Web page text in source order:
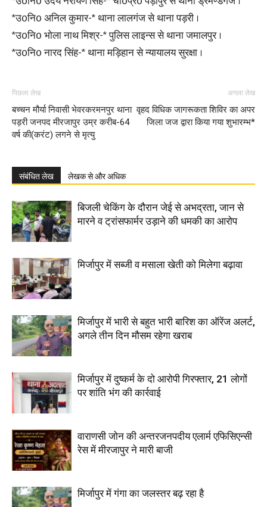
*उ0नि0 अनिल कुमार-* थाना लालगंज से थाना पड़री ।
*उ0नि0 भोला नाथ मिश्र-* पुलिस लाइन्स से थाना जमालपुर ।
*उ0नि0 नारद सिंह-* थाना मड़िहान से न्यायालय सुरक्षा ।
पिछला लेख
बच्चन मौर्या निवासी भेवरकरमनपुर थाना
पड़री जनपद मीरजापुर उम्र करीब-64
वर्ष की(करंट) लगने से मृत्यु
अगला लेख
वृहद विधिक जागरूकता शिविर का अपर
जिला जज द्वारा किया गया शुभारम्भ*
संबंधित लेख लेखक से और अधिक
बिजली चेकिंग के दौरान जेई से अभद्रता, जान से
मारने व ट्रांसफार्मर उड़ाने की धमकी का आरोप
मिर्जापुर में सब्जी व मसाला खेती को मिलेगा बढ़ावा
मिर्जापुर में भारी से बहुत भारी बारिश का ऑरेंज अलर्ट,
अगले तीन दिन मौसम रहेगा खराब
मिर्जापुर में दुष्कर्म के दो आरोपी गिरफ्तार, 21 लोगों
पर शांति भंग की कार्रवाई
वाराणसी जोन की अन्तरजनपदीय एलार्म एफिसिएन्सी
रेस में मीरजापुर ने मारी बाजी
मिर्जापुर में गंगा का जलस्तर बढ़ रहा है